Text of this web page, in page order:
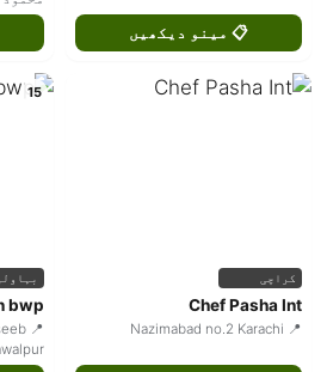
📋 مینو دیکھیں
کراچی
Chef Pasha Int
📍 Nazimabad no.2 Karachi
15
bwp